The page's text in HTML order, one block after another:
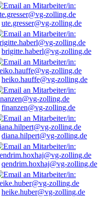
ute.gresser@vg-zolling.de
brigitte.haberl@vg-zolling.de
heiko.hauffe@vg-zolling.de
finanzen@vg-zolling.de
diana.hilpert@vg-zolling.de
qendrim.hoxhaj@vg-zolling.de
heike.huber@vg-zolling.de